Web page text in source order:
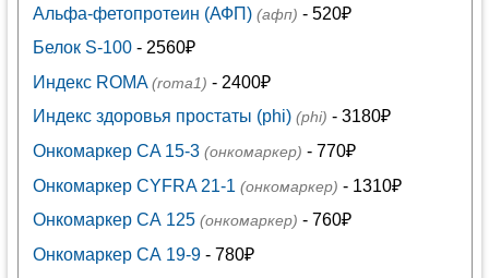
Альфа-фетопротеин (АФП) (афп) - 520₽
Белок S-100 - 2560₽
Индекс ROMA (roma1) - 2400₽
Индекс здоровья простаты (phi) (phi) - 3180₽
Онкомаркер CA 15-3 (онкомаркер) - 770₽
Онкомаркер CYFRA 21-1 (онкомаркер) - 1310₽
Онкомаркер СА 125 (онкомаркер) - 760₽
Онкомаркер СА 19-9 - 780₽